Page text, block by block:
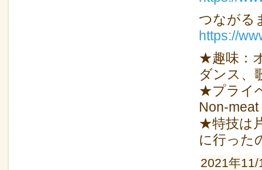
つながる
https://
★趣味：
ダンス、
★プライ
Non-
★特技は
に行った
2021年